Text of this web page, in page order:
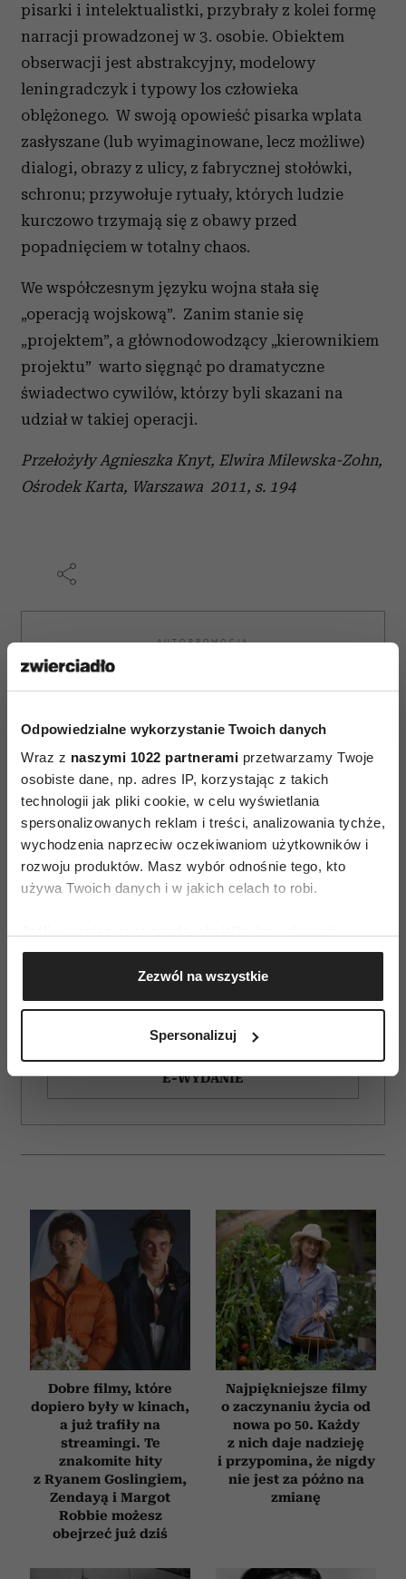
Odpowiedzialne wykorzystanie Twoich danych
Wraz z naszymi 1022 partnerami przetwarzamy Twoje
osobiste dane, np. adres IP, korzystając z takich
technologii jak pliki cookie, w celu wyświetlania
spersonalizowanych reklam i treści, analizowania tychże,
wychodzenia naprzeciw oczekiwaniom użytkowników i
rozwoju produktów. Masz wybór odnośnie tego, kto
używa Twoich danych i w jakich celach to robi.
Gromadzić dane dotyczące Twojej lokalizacji
geograficznej z dokładnością nawet do kilku metrów
Identyfikować Twoje urządzenie, aktywnie
(fingerprinting, czyli wirtualny odcisk palca)
analizować ruch w naszej witrynie. Informacje o tym, jak
korzystasz z naszej witryny, udostępniamy partnerom
społecznościowym, reklamowym i analitycznym.
Partnerzy mogą połączyć te informacje z innymi danymi
otrzymanymi od Ciebie lub uzyskanymi podczas
korzystania z ich usług.
Zezwól na wszystkie
Spersonalizuj
pisarki i intelektualistki, przybrały z kolei formę
narracji prowadzonej w 3. osobie. Obiektem
obserwacji jest abstrakcyjny, modelowy
leningradczyk i typowy los człowieka
oblężonego. W swoją opowieść pisarka wplata
zasłyszane (lub wyimaginowane, lecz możliwe)
dialogi, obrazy z ulicy, z fabrycznej stołówki,
schronu; przywołuje rytuały, których ludzie
kurczowo trzymają się z obawy przed
popadnięciem w totalny chaos.
We współczesnym języku wojna stała się
„operacją wojskową”. Zanim stanie się
„projektem”, a głównodowodzący „kierownikiem
projektu” warto sięgnąć po dramatyczne
świadectwo cywilów, którzy byli skazani na
udział w takiej operacji.
Przełożyły Agnieszka Knyt, Elwira Milewska-Zohn,
Ośrodek Karta, Warszawa 2011, s. 194
AUTOPROMOCJA
ZAMÓW
WYDANIE DRUKOWANE
E-WYDANIE
Dobre filmy, które
dopiero były w kinach,
a już trafiły na
streamingi. Te
znakomite hity
z Ryanem Goslingiem,
Zendayą i Margot
Robbie możesz
obejrzeć już dziś
Najpiękniejsze filmy
o zaczynaniu życia od
nowa po 50. Każdy
z nich daje nadzieję
i przypomina, że nigdy
nie jest za późno na
zmianę